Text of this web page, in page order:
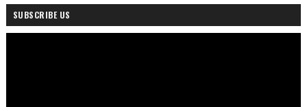
SUBSCRIBE US